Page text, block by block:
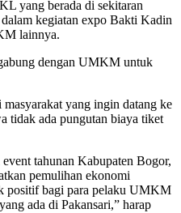
yang berada di sekitaran
kegiatan expo Bakti Kadin
lainnya.
dengan UMKM untuk
yang ingin datang ke
tidak ada pungutan biaya tiket
tahunan Kabupaten Bogor,
pemulihan ekonomi
positif bagi para pelaku UMKM
ada di Pakansari,” harap